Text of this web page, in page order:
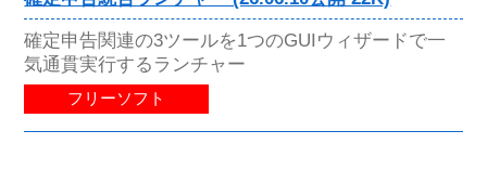
確定申告関連の3ツールを1つのGUIウィザードで一
気通貫実行するランチャー
フリーソフト